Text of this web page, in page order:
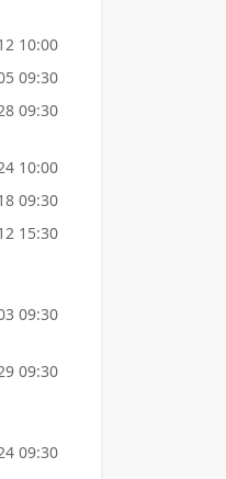
10:00
09:30
09:30
10:00
09:30
15:30
09:30
09:30
09:30